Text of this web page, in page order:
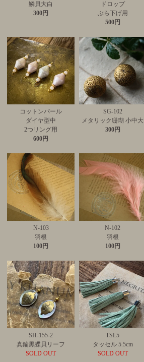
鱗貝大白
300円
ドロップ
ぶら下げ用
500円
コットンパール
ダイヤ型中
2つリング用
600円
SG-102
メタリック珊瑚 小中大
300円
N-103
羽根
100円
N-102
羽根
100円
SH-155-2
真鍮黒蝶貝リーフ
SOLD OUT
TSL5
タッセル 5.5cm
SOLD OUT